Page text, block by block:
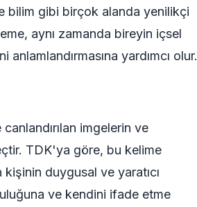
bilim gibi birçok alanda yenilikçi
aynı zamanda bireyin içsel
yardımcı olur.
imgelerin ve
TDK'ya göre, bu kelime
duygusal ve yaratıcı
ve kendini ifade etme